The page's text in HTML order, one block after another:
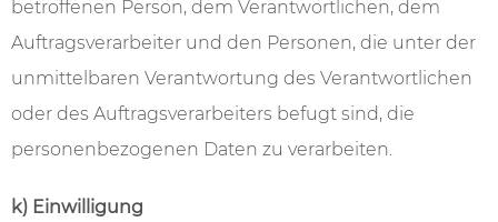
betroffenen Person, dem Verantwortlichen, dem
Auftragsverarbeiter und den Personen, die unter der
unmittelbaren Verantwortung des Verantwortlichen
oder des Auftragsverarbeiters befugt sind, die
personenbezogenen Daten zu verarbeiten.
k) Einwilligung